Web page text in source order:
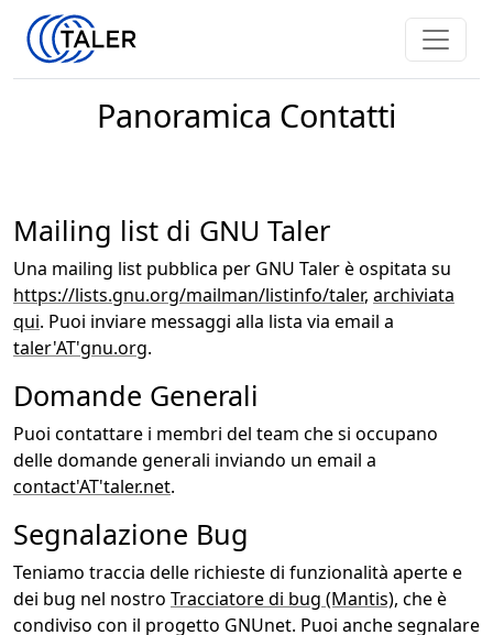
Panoramica Contatti
Mailing list di GNU Taler
Una mailing list pubblica per GNU Taler è ospitata su
https://lists.gnu.org/mailman/listinfo/taler, archiviata
qui. Puoi inviare messaggi alla lista via email a
taler'AT'gnu.org.
Domande Generali
Puoi contattare i membri del team che si occupano
delle domande generali inviando un email a
contact'AT'taler.net.
Segnalazione Bug
Teniamo traccia delle richieste di funzionalità aperte e
dei bug nel nostro Tracciatore di bug (Mantis), che è
condiviso con il progetto GNUnet. Puoi anche segnalare